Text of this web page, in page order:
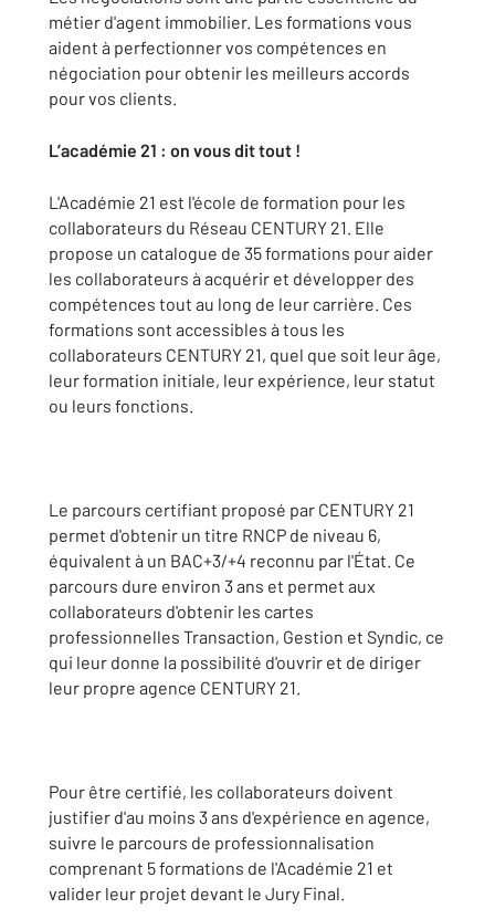
métier d'agent immobilier. Les formations vous
aident à perfectionner vos compétences en
négociation pour obtenir les meilleurs accords
pour vos clients.
L’académie 21 : on vous dit tout !
L'Académie 21 est l'école de formation pour les
collaborateurs du Réseau CENTURY 21. Elle
propose un catalogue de 35 formations pour aider
les collaborateurs à acquérir et développer des
compétences tout au long de leur carrière. Ces
formations sont accessibles à tous les
collaborateurs CENTURY 21, quel que soit leur âge,
leur formation initiale, leur expérience, leur statut
ou leurs fonctions.
Le parcours certifiant proposé par CENTURY 21
permet d'obtenir un titre RNCP de niveau 6,
équivalent à un BAC+3/+4 reconnu par l'État. Ce
parcours dure environ 3 ans et permet aux
collaborateurs d'obtenir les cartes
professionnelles Transaction, Gestion et Syndic, ce
qui leur donne la possibilité d'ouvrir et de diriger
leur propre agence CENTURY 21.
Pour être certifié, les collaborateurs doivent
justifier d'au moins 3 ans d'expérience en agence,
suivre le parcours de professionnalisation
comprenant 5 formations de l'Académie 21 et
valider leur projet devant le Jury Final.